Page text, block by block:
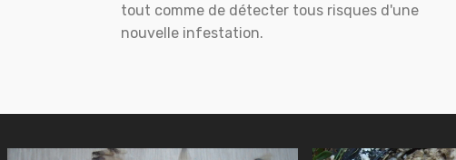
tout comme de détecter tous risques d'une
nouvelle infestation.